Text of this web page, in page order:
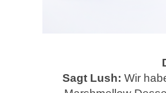
Sagt Lush: Wir